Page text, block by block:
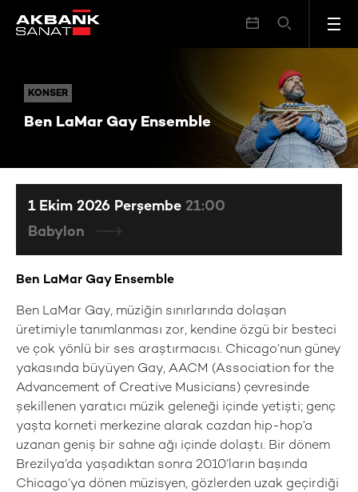
KONSER
Ben LaMar Gay Ensemble
KONSER Ben LaMar Gay Ensemble
Ben LaMar Gay Ensemble
Ben LaMar Gay, müziğin sınırlarında dolaşan
üretimiyle tanımlanması zor, kendine özgü bir besteci
ve çok yönlü bir ses araştırmacısı. Chicago’nun güney
yakasında büyüyen Gay, AACM (Association for the
Advancement of Creative Musicians) çevresinde
şekillenen yaratıcı müzik geleneği içinde yetişti; genç
yaşta korneti merkezine alarak cazdan hip-hop’a
uzanan geniş bir sahne ağı içinde dolaştı. Bir dönem
Brezilya’da yaşadıktan sonra 2010’ların başında
Chicago’ya dönen müzisyen, gözlerden uzak geçirdiği
1 Ekim 2026 Perşembe 21:00
Babylon